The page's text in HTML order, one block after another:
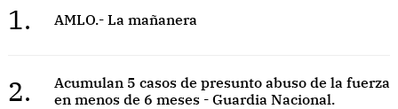
1. AMLO.- La mañanera
2.
Acumulan 5 casos de presunto abuso de la fuerza
en menos de 6 meses - Guardia Nacional.